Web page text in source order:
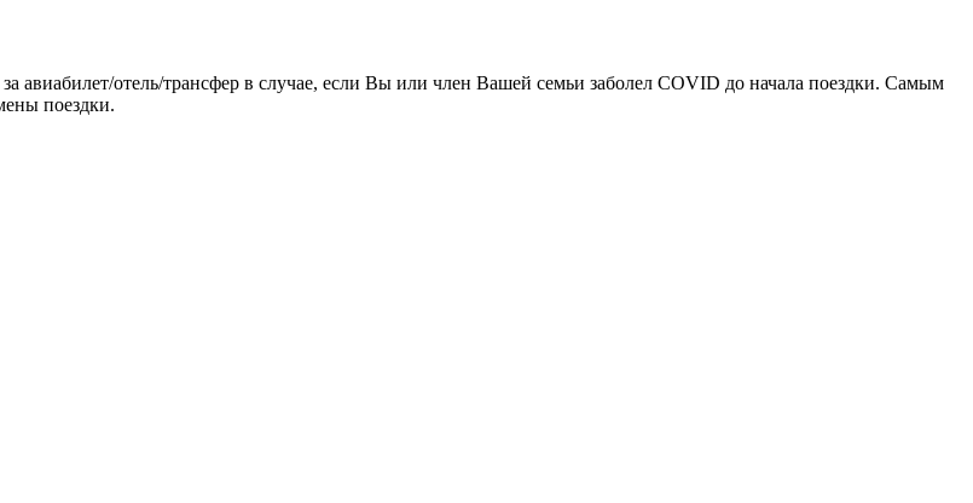
авиабилет/отель/трансфер в случае, если Вы или член Вашей семьи заболел COVID до начала поездки. Самым
поездки.